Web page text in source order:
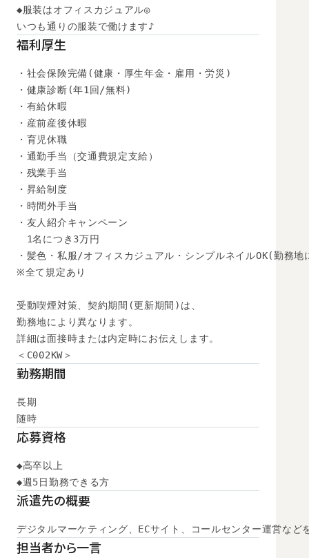
◆服装はオフィスカジュアル◎
いつも通りの服装で働けます♪
福利厚生
・社会保険完備(健康・厚生年金・雇用・労災)
・健康診断(年1回/無料)
・有給休暇
・産前産後休暇
・育児休職
・通勤手当（交通費規定支給）
・残業手当
・昇給制度
・時間外手当
・友人紹介キャンペーン
1名につき3万円
・髪色・私服/オフィスカジュアル・シンプルネイルOK(勤務地
※全て規定あり
受動喫煙対策、契約期間(更新期間)は、
勤務地により異なります。
詳細は面接時または内定時にお伝えします。
＜C002KW＞
勤務期間
長期
随時
応募資格
◆高卒以上
◆週5日勤務できる方
派遣先の概要
デジタルマーケティング、ECサイト、コールセンター運営など
担当者から一言